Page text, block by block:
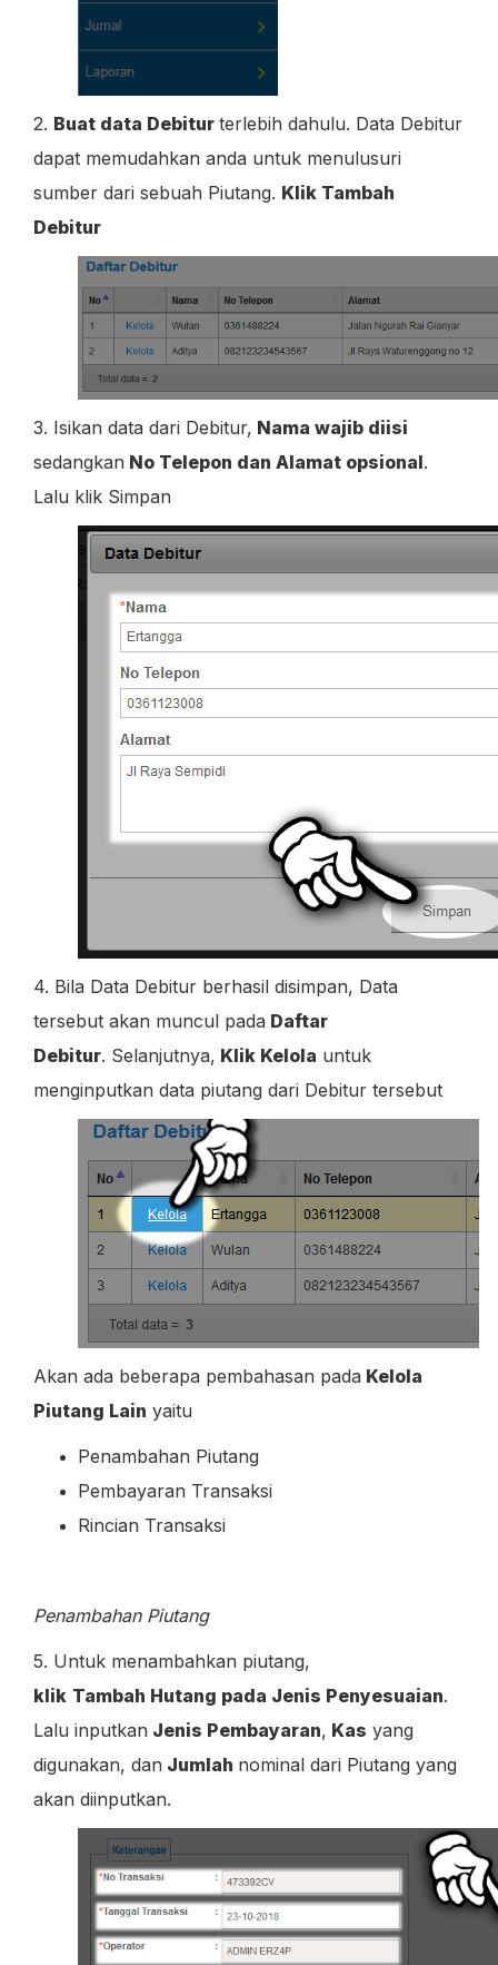
2. Buat data Debitur terlebih dahulu. Data Debitur
dapat memudahkan anda untuk menulusuri
sumber dari sebuah Piutang. Klik Tambah
Debitur
3. Isikan data dari Debitur, Nama wajib diisi
sedangkan No Telepon dan Alamat opsional.
Lalu klik Simpan
4. Bila Data Debitur berhasil disimpan, Data
tersebut akan muncul pada Daftar
Debitur. Selanjutnya, Klik Kelola untuk
menginputkan data piutang dari Debitur tersebut
Akan ada beberapa pembahasan pada Kelola
Piutang Lain yaitu
Penambahan Piutang
Pembayaran Transaksi
Rincian Transaksi
Penambahan Piutang
5. Untuk menambahkan piutang,
klik Tambah Hutang pada Jenis Penyesuaian.
Lalu inputkan Jenis Pembayaran, Kas yang
digunakan, dan Jumlah nominal dari Piutang yang
akan diinputkan.